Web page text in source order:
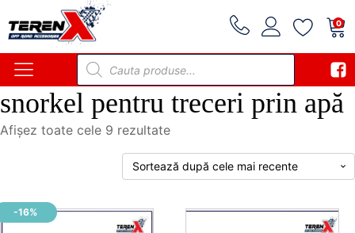
0
Products
search
snorkel pentru treceri prin apă
Afișez toate cele 9 rezultateSortat
după
cele
recente
-16%